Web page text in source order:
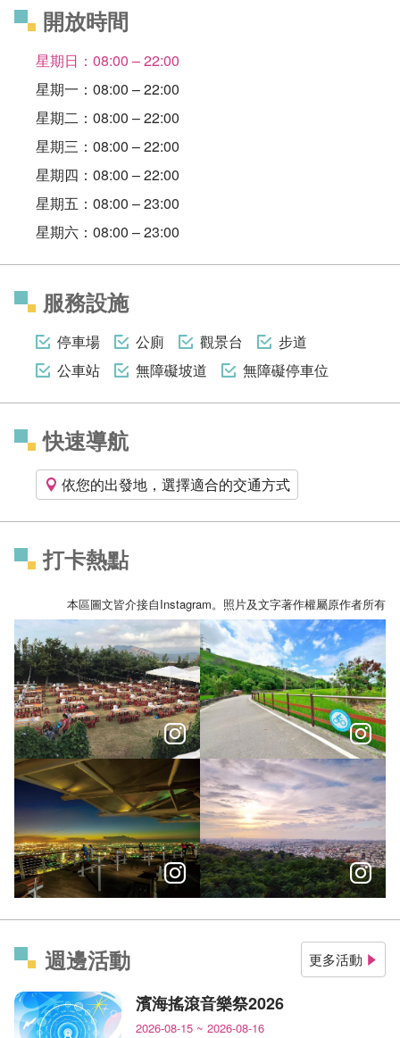
開放時間
星期日：08:00 – 22:00
星期一：08:00 – 22:00
星期二：08:00 – 22:00
星期三：08:00 – 22:00
星期四：08:00 – 22:00
星期五：08:00 – 23:00
星期六：08:00 – 23:00
服務設施
停車場 公廁 觀景台
步道
公車站
無障礙坡道 無障礙停車位
快速導航
依您的出發地，選擇適合的交通方式
打卡熱點
本區圖文皆介接自Instagram。照片及文字著作權屬原作者所有
中秋節必備烤肉行程－戶外場地指南臺中鄉間小徑自行車道秘境 田
週邊活動 更多活動
濱海搖滾音樂祭2026
2026-08-15 ~ 2026-08-16